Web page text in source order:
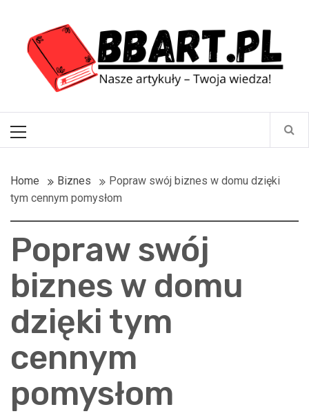
contentBBart.pl
Menu
Home Biznes
Popraw swój biznes w domu dzięki
tym cennym pomysłom
Popraw swój
biznes w domu
dzięki tym
cennym
pomysłom